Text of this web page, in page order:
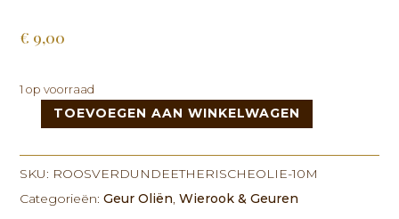
€ 9,00
1 op voorraad
-
TOEVOEGEN AAN WINKELWAGEN
SKU: ROOSVERDUNDEETHERISCHEOLIE-10M
Categorieën:Geur Oliën ,Wierook & Geuren